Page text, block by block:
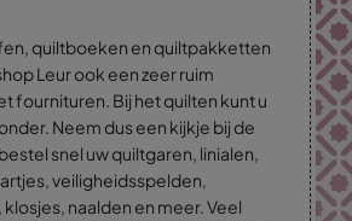
quiltboeken en quiltpakketten
Leur ook een zeer ruim
fournituren. Bij het quilten kunt u
Neem dus een kijkje bij de
snel uw quiltgaren, linialen,
veiligheidsspelden,
naalden en meer. Veel